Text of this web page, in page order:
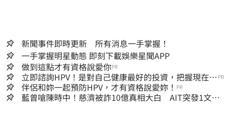
新聞事件即時更新 所有消息一手掌握！
一手掌握明星動態 即刻下載娛樂星聞APP
做到這點才有資格說愛你PR
立即諮詢HPV！是對自己健康最好的投資，把握現在不
嫌晚！
PR
伴侶和妳一起預防HPV，才有資格說愛妳！ PR
藍曾嗆陳時中！慈濟被詐10億真相大白 AIT突發1文酸